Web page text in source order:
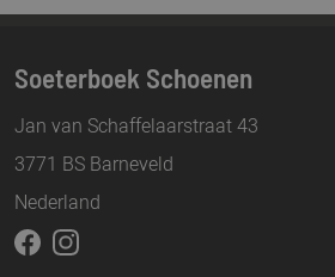
Soeterboek Schoenen
Jan van Schaffelaarstraat 43
3771 BS Barneveld
Nederland